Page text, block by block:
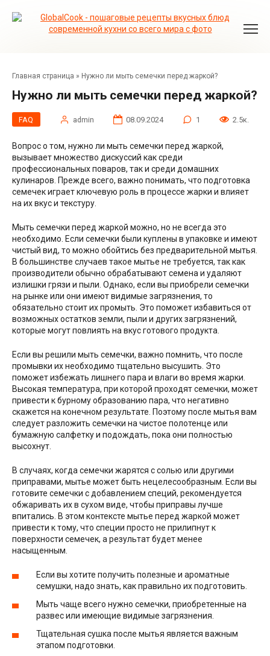
Главная страница » Нужно ли мыть семечки перед жаркой?
Нужно ли мыть семечки перед жаркой?
FAQ admin 08.09.2024 1 2.5к.
Вопрос о том, нужно ли мыть семечки перед жаркой,
вызывает множество дискуссий как среди
профессиональных поваров, так и среди домашних
кулинаров. Прежде всего, важно понимать, что подготовка
семечек играет ключевую роль в процессе жарки и влияет
на их вкус и текстуру.
Мыть семечки перед жаркой можно, но не всегда это
необходимо. Если семечки были куплены в упаковке и имеют
чистый вид, то можно обойтись без предварительной мытья.
В большинстве случаев такое мытье не требуется, так как
производители обычно обрабатывают семена и удаляют
излишки грязи и пыли. Однако, если вы приобрели семечки
на рынке или они имеют видимые загрязнения, то
обязательно стоит их промыть. Это поможет избавиться от
возможных остатков земли, пыли и других загрязнений,
которые могут повлиять на вкус готового продукта.
Если вы решили мыть семечки, важно помнить, что после
промывки их необходимо тщательно высушить. Это
поможет избежать лишнего пара и влаги во время жарки.
Высокая температура, при которой проходят семечки, может
привести к бурному образованию пара, что негативно
скажется на конечном результате. Поэтому после мытья вам
следует разложить семечки на чистое полотенце или
бумажную салфетку и подождать, пока они полностью
высохнут.
В случаях, когда семечки жарятся с солью или другими
приправами, мытье может быть нецелесообразным. Если вы
готовите семечки с добавлением специй, рекомендуется
обжаривать их в сухом виде, чтобы приправы лучше
впитались. В этом контексте мытье перед жаркой может
привести к тому, что специи просто не прилипнут к
поверхности семечек, а результат будет менее
насыщенным.
Если вы хотите получить полезные и ароматные
семушки, надо знать, как правильно их подготовить.
Мыть чаще всего нужно семечки, приобретенные на
развес или имеющие видимые загрязнения.
Тщательная сушка после мытья является важным
этапом подготовки.